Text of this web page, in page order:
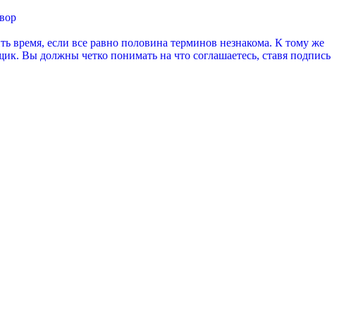
время, если все равно половина терминов незнакома. К тому же
Вы должны четко понимать на что соглашаетесь, ставя подпись